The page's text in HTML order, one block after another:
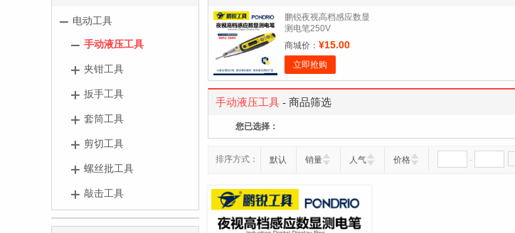
电动工具
手动液压工具
夹钳工具
扳手工具
套筒工具
剪切工具
螺丝批工具
敲击工具
鹏锐夜视高档感应数显
测电笔250V
商城价： ¥15.00
立即抢购
手动液压工具 - 商品筛选
您已选择：
排序方式： 默认 销量 人气 价格 -